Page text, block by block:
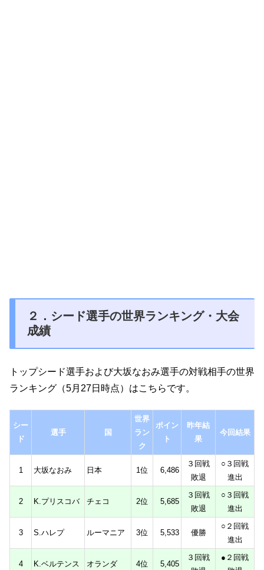
２．シード選手の世界ランキング・大会
成績
トップシード選手および大坂なおみ選手の対戦相手の世界
ランキング（5月27日時点）はこちらです。
シー
ド
選手 国
世界
ラン
ク
ポイン
ト
昨年結
果
今回結果
1 大坂なおみ 日本 1位 6,486
３回戦
敗退
○３回戦
進出
2 K.プリスコバ チェコ 2位 5,685
３回戦
敗退
○３回戦
進出
3 S.ハレプ ルーマニア 3位 5,533 優勝
○２回戦
進出
4 K.ベルテンス オランダ 4位 5,405
３回戦
●２回戦